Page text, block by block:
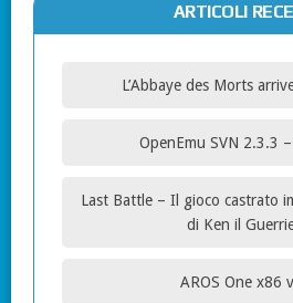
ARTICOLI
L’Abbaye des Morts
OpenEmu SVN 2.3.3
Last Battle – Il gioco castrato
di Ken il
AROS One x86